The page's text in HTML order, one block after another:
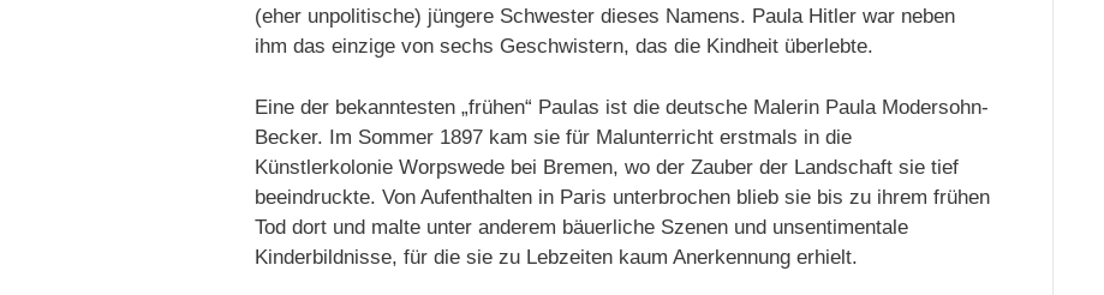
(eher unpolitische) jüngere Schwester dieses Namens. Paula Hitler war neben
ihm das einzige von sechs Geschwistern, das die Kindheit überlebte.
Eine der bekanntesten „frühen“ Paulas ist die deutsche Malerin Paula Modersohn-
Becker. Im Sommer 1897 kam sie für Malunterricht erstmals in die
Künstlerkolonie Worpswede bei Bremen, wo der Zauber der Landschaft sie tief
beeindruckte. Von Aufenthalten in Paris unterbrochen blieb sie bis zu ihrem frühen
Tod dort und malte unter anderem bäuerliche Szenen und unsentimentale
Kinderbildnisse, für die sie zu Lebzeiten kaum Anerkennung erhielt.